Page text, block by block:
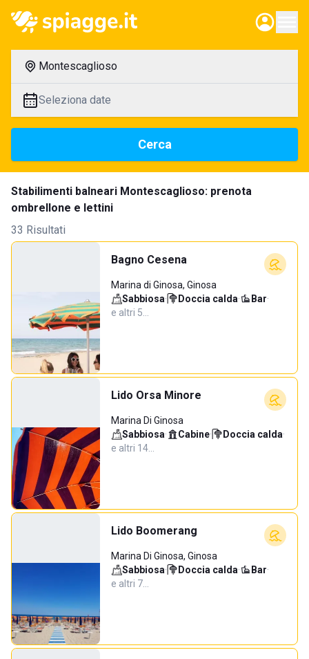
Montescaglioso
Seleziona date
Cerca
Stabilimenti balneari Montescaglioso: prenota
ombrellone e lettini
33 Risultati
Bagno Cesena
Marina di Ginosa, Ginosa
Sabbiosa· Doccia calda· Bar·
e altri 5…
Lido Orsa Minore
Marina Di Ginosa
Sabbiosa· Cabine· Doccia calda·
e altri 14…
Lido Boomerang
Marina Di Ginosa, Ginosa
Sabbiosa· Doccia calda· Bar·
e altri 7…